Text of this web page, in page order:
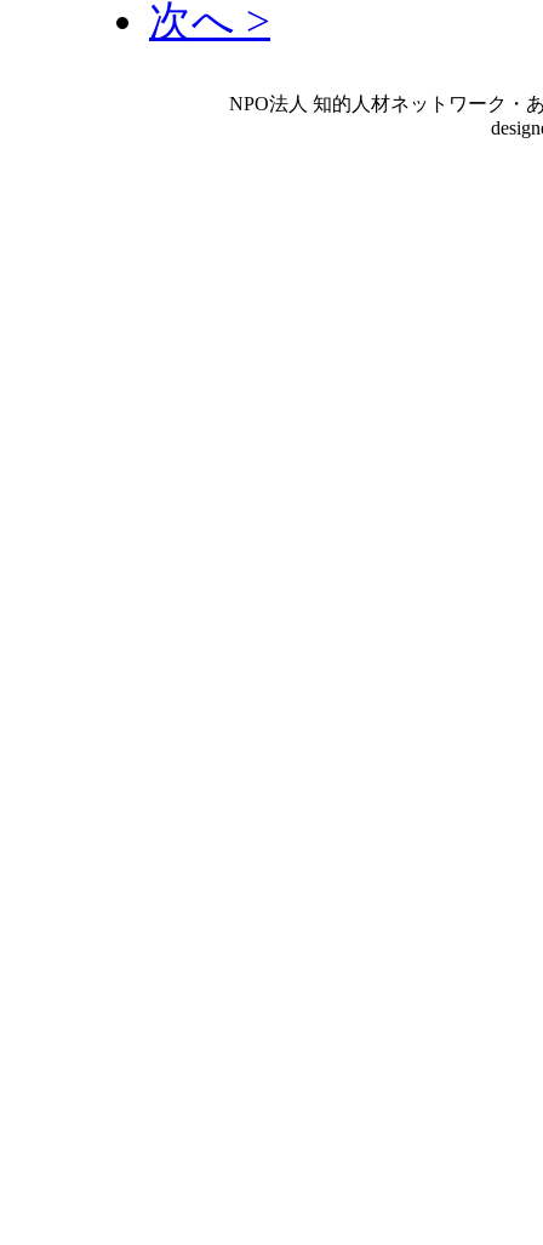
次へ >
NPO法人 知的人材ネットワーク・